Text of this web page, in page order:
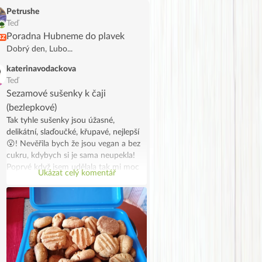
Petrushe
Teď
Poradna Hubneme do plavek
Dobrý den, Lubo...
katerinavodackova
Teď
Sezamové sušenky k čaji
(bezlepkové)
Tak tyhle sušenky jsou úžasné,
delikátní, slaďoučké, křupavé, nejlepší
😮! Nevěřila bych že jsou vegan a bez
cukru, kdybych si je sama neupekla!
Poprvé když jsem udělala tak mi moc
chutnaly, tak jsem udělala dvojitou
dávku s úpravami protože mi došlo
tahini a rýžová mouka, takže jsou z
kukuřičné mouky a z půlky z tahini a z
půlky z mandlovo kokosového másla.
A jsou snad ještě lepší! Stále se
přesvědčuji, že zdravé je dobré😁😁.
Ukázat celý komentář